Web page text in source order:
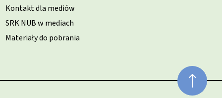
Kontakt dla mediów
SRK NUB w mediach
Materiały do pobrania